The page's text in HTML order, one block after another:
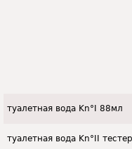
туалетная вода Kn°I 88мл
туалетная вода Kn°II